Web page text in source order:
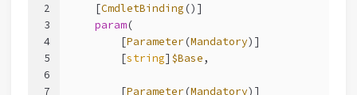
2
3
4
5
6
7
[CmdletBinding ()]
param(
        [
Parameter (Mandatory)]
        [
string] $Base,
        [
Parameter (Mandatory)]